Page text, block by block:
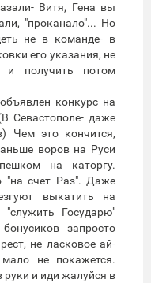
Витя, Гена вы
"проканало"... Но
не в команде- в
его указания, не
получить потом
конкурс на
Севастополе- даже
Чем это кончится,
воров на Руси
на каторгу.
"на счет Раз". Даже
выкатить на
Государю"
запросто
не ласковое ай-
не покажется.
и иди жалуйся в